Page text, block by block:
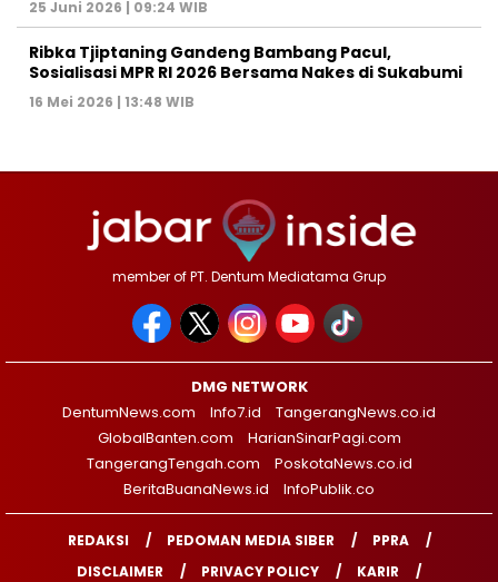
25 Juni 2026 | 09:24 WIB
Ribka Tjiptaning Gandeng Bambang Pacul,
Sosialisasi MPR RI 2026 Bersama Nakes di Sukabumi
16 Mei 2026 | 13:48 WIB
member of PT. Dentum Mediatama Grup
DMG NETWORK
DentumNews.com
Info7.id
TangerangNews.co.id
GlobalBanten.com
HarianSinarPagi.com
TangerangTengah.com
PoskotaNews.co.id
BeritaBuanaNews.id
InfoPublik.co
REDAKSI PEDOMAN MEDIA SIBER
PPRA
DISCLAIMER
PRIVACY POLICY
KARIR